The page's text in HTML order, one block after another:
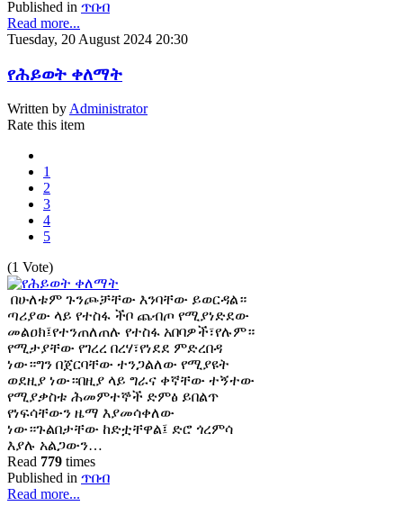
Published in ጥበብ
Read more...
Tuesday, 20 August 2024 20:30
የሕይወት ቀለማት
Written byAdministrator
Rate this item
1
2
3
4
5
(1 Vote)
በሁለቱም ጉንጮቻቸው እንባቸው ይወርዳል።
ጣሪያው ላይ የተስፋ ችቦ ጨብጦ የሚያነድደው
መልዐክ፤የተንጠለጠሉ የተስፋ አበባዎች፣የሉም።
የሚታያቸው የገረረ በረሃ፣የነደደ ምድረበዳ
ነው።ግን በጀርባቸው ተንጋልለው የሚያዩት
ወደዚያ ነው።በዚያ ላይ ግራና ቀኛቸው ተኝተው
የሚያቃስቱ ሕመምተኞች ድምፅ ይበልጥ
የነፍሳቸውን ዜማ እያመሳቀለው
ነው።ጉልበታቸው ከድቷቸዋል፤ ድሮ ጎረምሳ
እያሉ አልጋውን…
Read 779 times
Published in ጥበብ
Read more...